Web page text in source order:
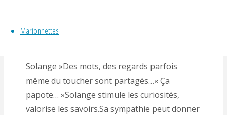
Marionnettes
de Solange« Une marionnette à taille réelle
Solange »Des mots, des regards parfois
même du toucher sont partagés…« Ça
papote… »Solange stimule les curiosités,
valorise les savoirs.Sa sympathie peut donner